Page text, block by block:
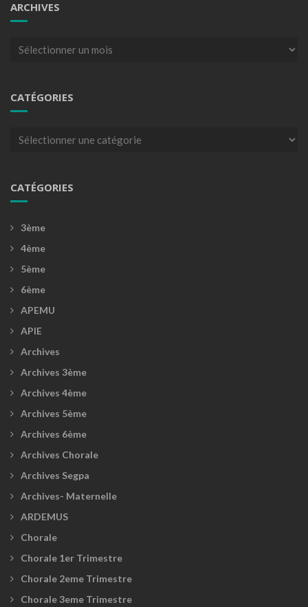
ARCHIVES
Archives
CATÉGORIES
Catégories
CATÉGORIES
3ème
4ème
5ème
6ème
APEMU
APIE
Archives
Archives 3ème
Archives 4ème
Archives 5ème
Archives 6ème
Archives Chorale
Archives Segpa
Archives- Maternelle
ARDEMUS
Chorale
Chorale 1er Trimestre
Chorale 2eme Trimestre
Chorale 3eme Trimestre